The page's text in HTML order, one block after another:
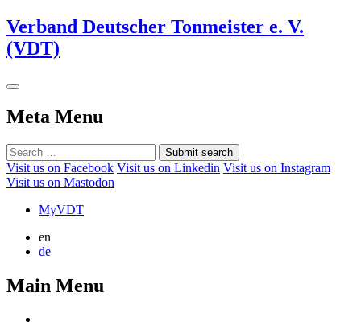
Verband Deutscher Tonmeister e. V.
(VDT)
Meta Menu
Submit search
Visit us on Facebook Visit us on Linkedin Visit us on Instagram
Visit us on Mastodon
MyVDT
en
de
Main Menu